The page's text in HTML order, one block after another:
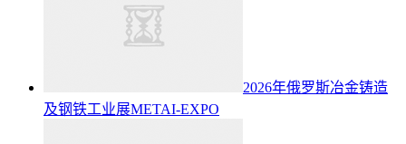
2026年俄罗斯冶金铸造
及钢铁工业展METAI-EXPO